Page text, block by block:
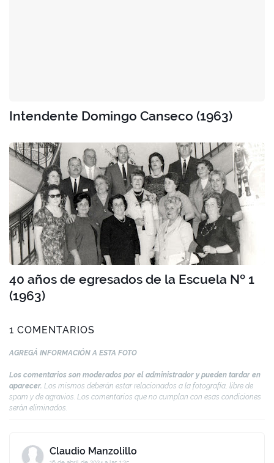
Intendente Domingo Canseco (1963)
40 años de egresados de la Escuela Nº 1
(1963)
1 COMENTARIOS
AGREGÁ INFORMACIÓN A ESTA FOTO
Los comentarios son moderados por el administrador y pueden tardar en
aparecer. Los mismos deberán estar relacionados a la fotografía, libre de
spam y de agravios. Los comentarios que no cumplan con esas condiciones
serán eliminados.
Claudio Manzolillo